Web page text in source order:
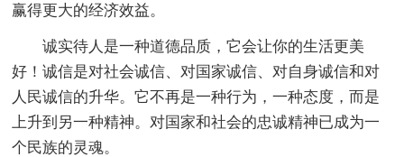
赢得更大的经济效益。
诚实待人是一种道德品质，它会让你的生活更美
好！诚信是对社会诚信、对国家诚信、对自身诚信和对
人民诚信的升华。它不再是一种行为，一种态度，而是
上升到另一种精神。对国家和社会的忠诚精神已成为一
个民族的灵魂。